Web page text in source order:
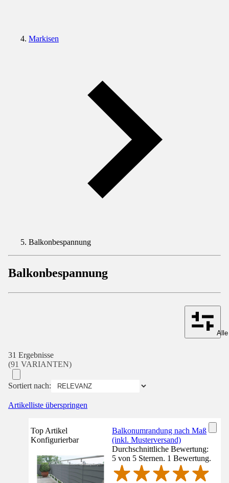
Markisen
Balkonbespannung
Balkonbespannung
31 Ergebnisse
(91 VARIANTEN)
Sortiert nach:
Artikelliste überspringen
Top Artikel
Konfigurierbar
Balkonumrandung nach Maß
(inkl. Musterversand)
Durchschnittliche Bewertung:
5 von 5 Sternen. 1 Bewertung.